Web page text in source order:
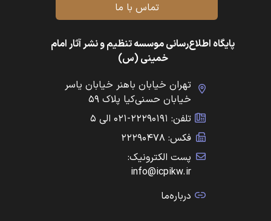
تماس با ما
پایگاه اطلاع‌رسانی موسسه تنظیم و نشر آثار امام
خمینی (س)
تهران خیابان باهنر خیابان یاسر
خیابان حسنی‌کیا پلاک ۵۹
تلفن: ۲۲۲۹۰۱۹۱-۰۲۱ الی ۵
فکس: ۲۲۲۹۰۴۷۸
پست الکترونیک:
info@icpikw.ir
درباره‌ما